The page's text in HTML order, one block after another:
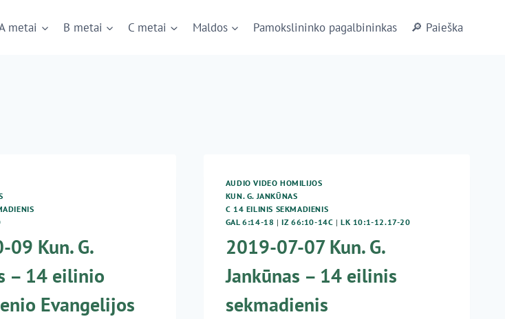
metai B metai C metai Maldos Pamokslininko pagalbininkas 🔎 Paieška
Kun. G.
– 14 eilinio
Evangelijos
AUDIO VIDEO HOMILIJOS
KUN. G. JANKŪNAS
C 14 EILINIS SEKMADIENIS
GAL 6:14-18 |IZ 66:10-14C |LK 10:1-12.17-20
2019-07-07 Kun. G.
Jankūnas – 14 eilinis
sekmadienis